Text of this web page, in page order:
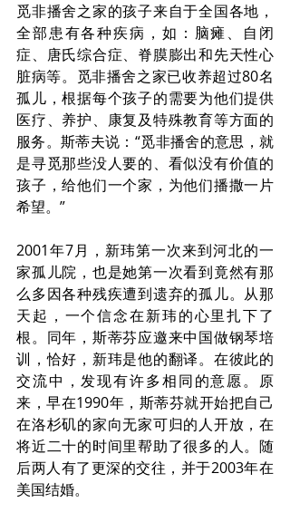
觅非播舍之家的孩子来自于全国各地，
全部患有各种疾病，如：脑瘫、自闭
症、唐氏综合症、脊膜膨出和先天性心
脏病等。觅非播舍之家已收养超过80名
孤儿，根据每个孩子的需要为他们提供
医疗、养护、康复及特殊教育等方面的
服务。斯蒂夫说：“觅非播舍的意思，就
是寻觅那些没人要的、看似没有价值的
孩子，给他们一个家，为他们播撒一片
希望。”
2001年7月，新玮第一次来到河北的一
家孤儿院，也是她第一次看到竟然有那
么多因各种残疾遭到遗弃的孤儿。从那
天起，一个信念在新玮的心里扎下了
根。同年，斯蒂芬应邀来中国做钢琴培
训，恰好，新玮是他的翻译。在彼此的
交流中，发现有许多相同的意愿。原
来，早在1990年，斯蒂芬就开始把自己
在洛杉矶的家向无家可归的人开放，在
将近二十的时间里帮助了很多的人。随
后两人有了更深的交往，并于2003年在
美国结婚。